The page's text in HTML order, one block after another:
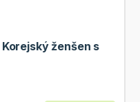
ženšen s